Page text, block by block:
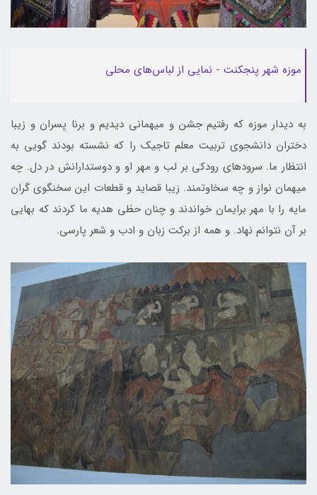
موزه شهر پنجکنت - نمایی از لباس‌های محلی
به دیدار موزه که رفتیم جشن و میهمانی دیدیم و برنا پسران و زیبا
دختران دانشجوی تربیت معلم تاجیک را که نشسته بودند گویی به
انتظار ما. سرود‌های رودکی بر لب و مهر او و دوستدارانش در دل. چه
میهمان نواز و چه سخاوتمند. زیبا قصاید و قطعات این سخنگوی گران
مایه را با مهر برایمان خواندند و چنان حظی هدیه ما کردند که بهایی
بر آن نتوانم نهاد. و همه از برکت زبان و ادب و ‌شعر پارسی.